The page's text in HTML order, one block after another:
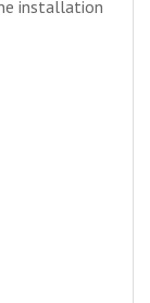
installation